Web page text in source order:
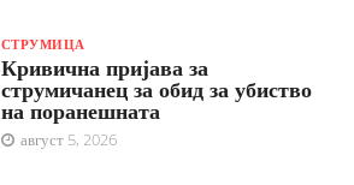
СТРУМИЦА
Кривична пријава за
струмичанец за обид за убиство
на поранешната
август 5, 2026